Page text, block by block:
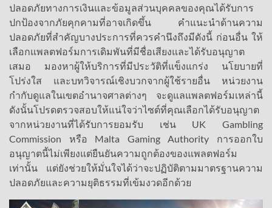
ปลอดภัยทางการเงินและข้อมูลส่วนบุคคลของคุณได้รับการ
ปกป้องจากภัยคุกคามที่อาจเกิดขึ้น คำแนะนำด้านความ
ปลอดภัยที่สำคัญบางประการที่ควรคำนึงถึงมีดังนี้ ก่อนอื่น ให้
เลือกแพลตฟอร์มการเดิมพันที่มีชื่อเสียงและได้รับอนุญาต
เสมอ มองหาผู้ให้บริการที่มีประวัติที่แข็งแกร่ง นโยบายที่
โปร่งใส และบทวิจารณ์เชิงบวกจากผู้ใช้รายอื่น หน่วยงาน
กำกับดูแลในเขตอำนาจศาลต่างๆ จะดูแลแพลตฟอร์มเหล่านี้
ดังนั้นโปรดตรวจสอบให้แน่ใจว่าไซต์ที่คุณเลือกได้รับอนุญาต
จากหน่วยงานที่ได้รับการยอมรับ เช่น UK Gambling
Commission หรือ Malta Gaming Authority การออกใบ
อนุญาตนี้ไม่เพียงแต่ยืนยันความถูกต้องของแพลตฟอร์ม
เท่านั้น แต่ยังช่วยให้มั่นใจได้ว่าจะปฏิบัติตามมาตรฐานความ
ปลอดภัยและความยุติธรรมที่เข้มงวดอีกด้วย